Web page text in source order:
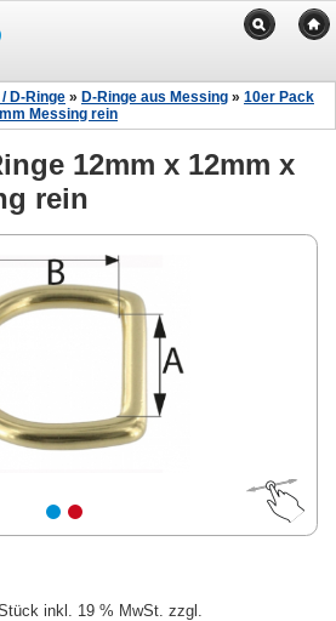
D-Ringe » D-Ringe aus Messing » 10er Pack
Messing rein
12mm x 12mm x
rein
inkl. 19 % MwSt. zzgl.